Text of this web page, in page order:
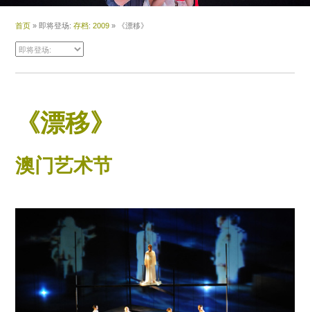
首页 » 即将登场:存档:2009 » 《漂移》
《漂移》
澳门艺术节